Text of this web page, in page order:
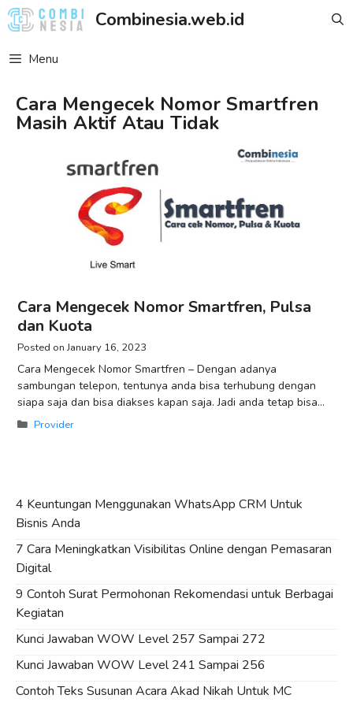
Skip
to
Combinesia.web.id
Menu
Cara Mengecek Nomor Smartfren
Masih Aktif Atau Tidak
Cara Mengecek Nomor Smartfren, Pulsa
dan Kuota
January 16, 2023
Cara Mengecek Nomor Smartfren – Dengan adanya
sambungan telepon, tentunya anda bisa terhubung dengan
siapa saja dan bisa diakses kapan saja. Jadi anda tetap bisa
berkomunikasi dengan siapa saja tanpa
Categories
Provider
4 Keuntungan Menggunakan WhatsApp CRM Untuk
Bisnis Anda
7 Cara Meningkatkan Visibilitas Online dengan Pemasaran
Digital
9 Contoh Surat Permohonan Rekomendasi untuk Berbagai
Kegiatan
Kunci Jawaban WOW Level 257 Sampai 272
Kunci Jawaban WOW Level 241 Sampai 256
Contoh Teks Susunan Acara Akad Nikah Untuk MC